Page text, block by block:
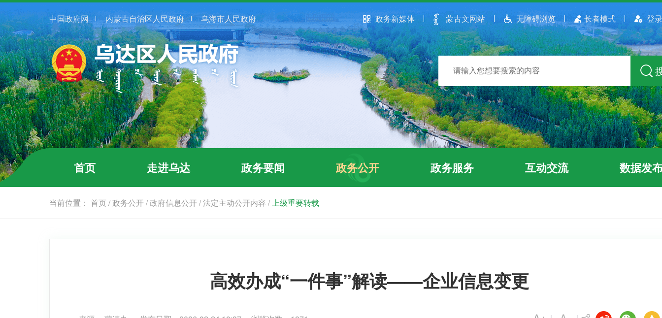
中国政府网 内蒙古自治区人民政府 乌海市人民政府 政务新媒体 蒙古文网站 无障碍浏览 长者模式 登
首页 走进乌达 政务要闻 政务公开 政务服务 互动交流 数据发
当前位置： 首页/政务公开 /政府信息公开 /法定主动公开内容 /上级重要转载
高效办成“一件事”解读——企业信息变更